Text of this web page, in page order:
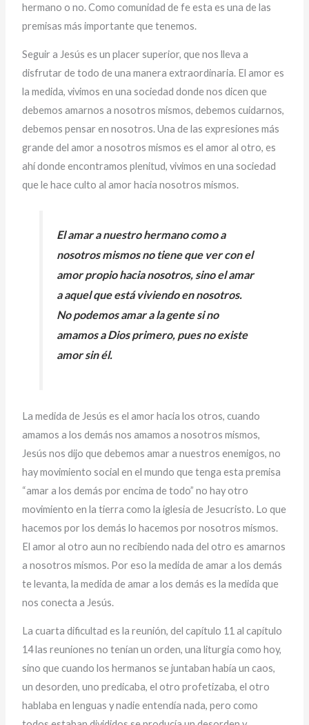
hermano o no. Como comunidad de fe esta es una de las
premisas más importante que tenemos.
Seguir a Jesús es un placer superior, que nos lleva a
disfrutar de todo de una manera extraordinaria. El amor es
la medida, vivimos en una sociedad donde nos dicen que
debemos amarnos a nosotros mismos, debemos cuidarnos,
debemos pensar en nosotros. Una de las expresiones más
grande del amor a nosotros mismos es el amor al otro, es
ahí donde encontramos plenitud, vivimos en una sociedad
que le hace culto al amor hacia nosotros mismos.
El amar a nuestro hermano como a
nosotros mismos no tiene que ver con el
amor propio hacia nosotros, sino el amar
a aquel que está viviendo en nosotros.
No podemos amar a la gente si no
amamos a Dios primero, pues no existe
amor sin él.
La medida de Jesús es el amor hacia los otros, cuando
amamos a los demás nos amamos a nosotros mismos,
Jesús nos dijo que debemos amar a nuestros enemigos, no
hay movimiento social en el mundo que tenga esta premisa
“amar a los demás por encima de todo” no hay otro
movimiento en la tierra como la iglesia de Jesucristo. Lo que
hacemos por los demás lo hacemos por nosotros mismos.
El amor al otro aun no recibiendo nada del otro es amarnos
a nosotros mismos. Por eso la medida de amar a los demás
te levanta, la medida de amar a los demás es la medida que
nos conecta a Jesús.
La cuarta dificultad es la reunión, del capítulo 11 al capítulo
14 las reuniones no tenían un orden, una liturgia como hoy,
sino que cuando los hermanos se juntaban había un caos,
un desorden, uno predicaba, el otro profetizaba, el otro
hablaba en lenguas y nadie entendía nada, pero como